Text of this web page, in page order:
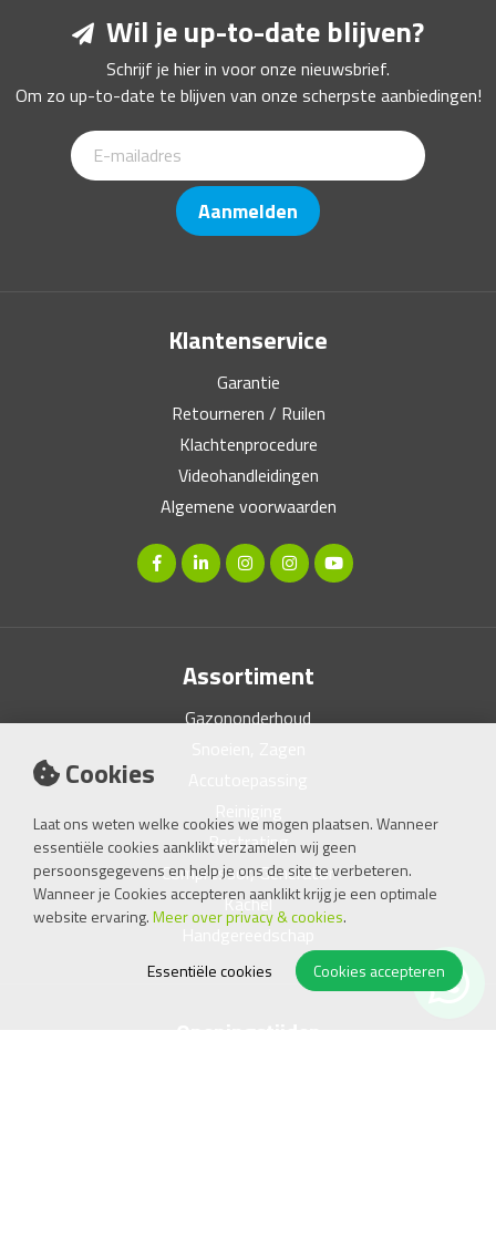
Cookies
Laat ons weten welke cookies we mogen plaatsen. Wanneer
essentiële cookies aanklikt verzamelen wij geen
persoonsgegevens en help je ons de site te verbeteren.
Wanneer je Cookies accepteren aanklikt krijg je een optimale
website ervaring.Meer over privacy & cookies.
Cookies accepteren
Essentiële cookies
Wil je up-to-date blijven?
Schrijf je hier in voor onze nieuwsbrief.
Om zo up-to-date te blijven van onze scherpste aanbiedingen!
Aanmelden
Klantenservice
Garantie
Retourneren / Ruilen
Klachtenprocedure
Videohandleidingen
Algemene voorwaarden
Assortiment
Gazononderhoud
Bestrating
Compressor, Generator
Kachel
Handgereedschap